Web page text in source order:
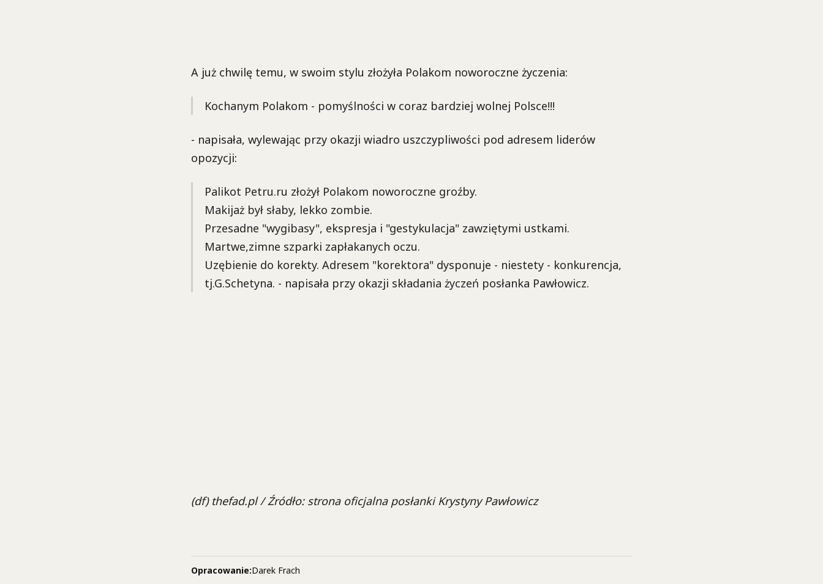
A już chwilę temu, w swoim stylu złożyła Polakom noworoczne życzenia:
Kochanym Polakom - pomyślności w coraz bardziej wolnej Polsce!!!
- napisała, wylewając przy okazji wiadro uszczypliwości pod adresem liderów
opozycji:
Palikot Petru.ru złożył Polakom noworoczne groźby.
Makijaż był słaby, lekko zombie.
Przesadne "wygibasy", ekspresja i "gestykulacja" zawziętymi ustkami.
Martwe,zimne szparki zapłakanych oczu.
Uzębienie do korekty. Adresem "korektora" dysponuje - niestety - konkurencja,
tj.G.Schetyna. - napisała przy okazji składania życzeń posłanka Pawłowicz.
(df) thefad.pl / Źródło: strona oficjalna posłanki Krystyny Pawłowicz
Opracowanie:Darek Frach